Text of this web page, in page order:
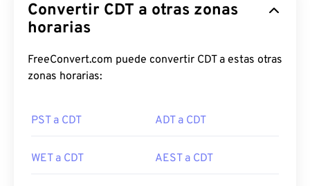
Convertir CDT a otras zonas
horarias
FreeConvert.com puede convertir CDT a estas otras
zonas horarias:
PST a CDT ADT a CDT
WET a CDT AEST a CDT